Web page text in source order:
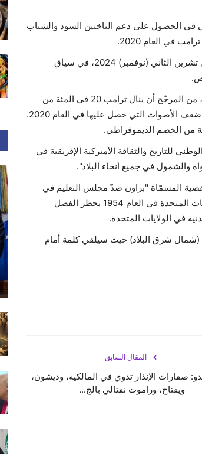
في الحصول على دعم الناخبين السود والشباب
في العام 2020.
وستكون المجموعتان حاسمتين مجدداً في الانتخابات الرئاسية المقررة في تشرين الثاني (نوفمبر) 2024، في سياق
ووفقاً لاستطلاع رأي أجرته صحيفة "نيويورك تايمز" بالتعاون مع مركز سيينا، من المرجّح أن ينال ترامب 20 في المئة من
أصوات السود في انتخابات الخامس من تشرين الثاني (نوفمبر)، أي حوالى ضعف الأصوات التي حصل عليها في العام 2020.
من الخصم الديموقراطي.
للتاريخ والثقافة الأميركية الإفريقية في
والشمول في جميع أنحاء البلاد".
المسمّاة "براون ضدّ مجلس التعليم في
توبيكا" والتي أدّت إلى صدور حكم تاريخي من قبل المحكمة العليا في الولايات المتحدة في العام 1954 يحظر الفصل
في الولايات المتحدة.
(شمال شرق البلاد) حيث سيلقي كلمة أمام
المقال السابق
صفارات الإنذار تدوي في المالكية، وديشون،
ويفتاح، وراموت نفتالي بالج...